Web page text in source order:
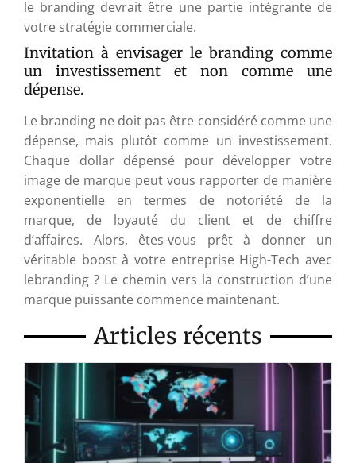
le branding devrait être une partie intégrante de
votre stratégie commerciale.
Invitation à envisager le branding comme
un investissement et non comme une
dépense.
Le branding ne doit pas être considéré comme une
dépense, mais plutôt comme un investissement.
Chaque dollar dépensé pour développer votre
image de marque peut vous rapporter de manière
exponentielle en termes de notoriété de la
marque, de loyauté du client et de chiffre
d’affaires. Alors, êtes-vous prêt à donner un
véritable boost à votre entreprise High-Tech avec
lebranding ? Le chemin vers la construction d’une
marque puissante commence maintenant.
Articles récents